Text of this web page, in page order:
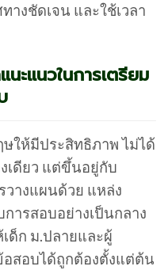
างชัดเจน และใช้เวลา
ะแนวในการเตรียม
ษให้มีประสิทธิภาพ ไม่ได้
เดียว แต่ขึ้นอยู่กับ
างแผนด้วย แหล่ง
ารสอบอย่างเป็นกลาง
ด็ก ม.ปลายและผู้
อสอบได้ถูกต้องตั้งแต่ต้น